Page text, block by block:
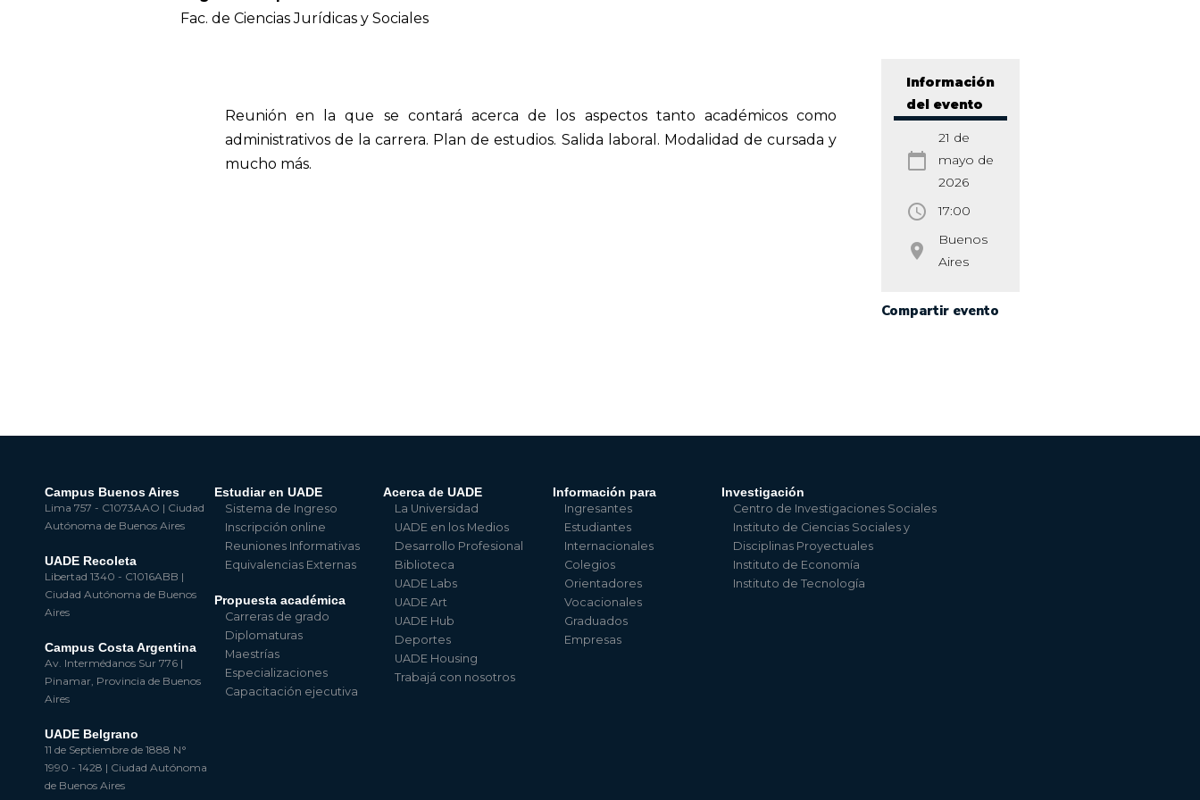
Fac. de Ciencias Jurídicas y Sociales
Información
del evento
calendar_today
21 de
mayo de
2026
access_time 17:00
room
Buenos
Aires
Compartir evento
Reunión en la que se contará acerca de los aspectos tanto académicos como
administrativos de la carrera. Plan de estudios. Salida laboral. Modalidad de cursada y
mucho más.
Campus Buenos Aires
Lima 757 - C1073AAO | Ciudad
Autónoma de Buenos Aires
UADE Recoleta
Libertad 1340 - C1016ABB |
Ciudad Autónoma de Buenos
Aires
Campus Costa Argentina
Av. Intermédanos Sur 776 |
Pinamar, Provincia de Buenos
Aires
UADE Belgrano
11 de Septiembre de 1888 N°
1990 - 1428 | Ciudad Autónoma
de Buenos Aires
Estudiar en UADE
Sistema de Ingreso
Inscripción online
Reuniones Informativas
Equivalencias Externas
Propuesta académica
Carreras de grado
Diplomaturas
Maestrías
Especializaciones
Capacitación ejecutiva
Acerca de UADE
La Universidad
UADE en los Medios
Desarrollo Profesional
Biblioteca
UADE Labs
UADE Art
UADE Hub
Deportes
UADE Housing
Trabajá con nosotros
Información para
Ingresantes
Estudiantes
Internacionales
Colegios
Orientadores
Vocacionales
Graduados
Empresas
Investigación
Centro de Investigaciones Sociales
Instituto de Ciencias Sociales y
Disciplinas Proyectuales
Instituto de Economía
Instituto de Tecnología